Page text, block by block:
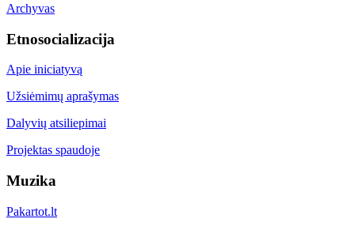
Archyvas
Etnosocializacija
Apie iniciatyvą
Užsiėmimų aprašymas
Dalyvių atsiliepimai
Projektas spaudoje
Muzika
Pakartot.lt